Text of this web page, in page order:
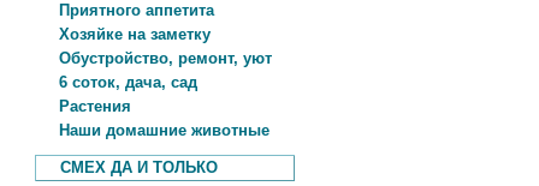
Приятного аппетита
Хозяйке на заметку
Обустройство, ремонт, уют
6 соток, дача, сад
Растения
Наши домашние животные
СМЕХ ДА И ТОЛЬКО